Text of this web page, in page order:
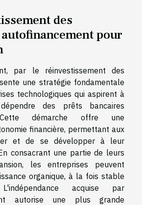
des
pour
par le réinvestissement des
une stratégie fondamentale
technologiques qui aspirent à
des prêts bancaires
Cette démarche offre une
financière, permettant aux
et de se développer à leur
consacrant une partie de leurs
les entreprises peuvent
organique, à la fois stable
acquise par
autorise une plus grande